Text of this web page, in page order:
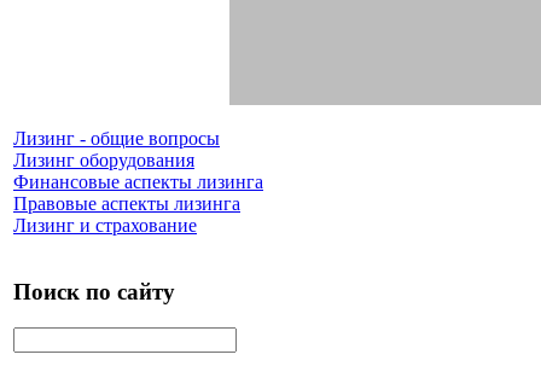
Лизинг - общие вопросы
Лизинг оборудования
Финансовые аспекты лизинга
Правовые аспекты лизинга
Лизинг и страхование
Поиск по сайту